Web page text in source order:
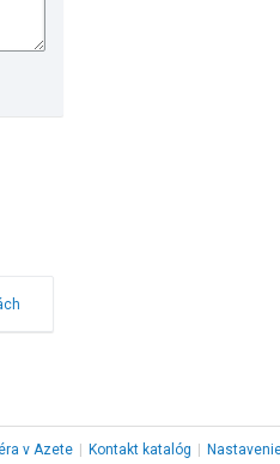
v Azete Kontakt katalóg